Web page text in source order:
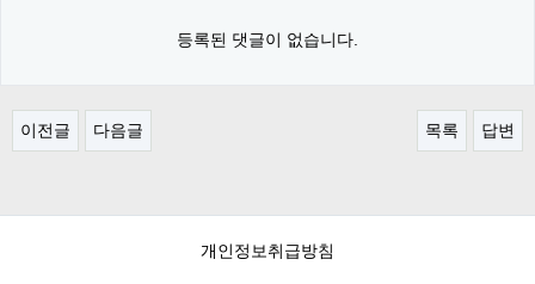
등록된 댓글이 없습니다.
이전글 다음글 목록 답변
개인정보취급방침